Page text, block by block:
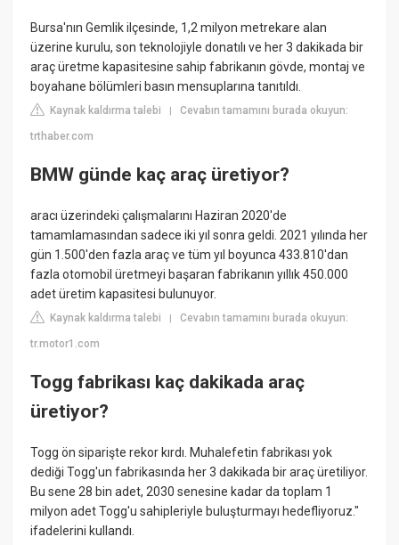
Bursa'nın Gemlik ilçesinde, 1,2 milyon metrekare alan
üzerine kurulu, son teknolojiyle donatılı ve her 3 dakikada bir
araç üretme kapasitesine sahip fabrikanın gövde, montaj ve
boyahane bölümleri basın mensuplarına tanıtıldı.
Kaynak kaldırma talebi |Cevabın tamamını burada okuyun:
trthaber.com
BMW günde kaç araç üretiyor?
aracı üzerindeki çalışmalarını Haziran 2020'de
tamamlamasından sadece iki yıl sonra geldi. 2021 yılında her
gün 1.500'den fazla araç ve tüm yıl boyunca 433.810'dan
fazla otomobil üretmeyi başaran fabrikanın yıllık 450.000
adet üretim kapasitesi bulunuyor.
Kaynak kaldırma talebi |Cevabın tamamını burada okuyun:
tr.motor1.com
Togg fabrikası kaç dakikada araç
üretiyor?
Togg ön siparişte rekor kırdı. Muhalefetin fabrikası yok
dediği Togg'un fabrikasında her 3 dakikada bir araç üretiliyor.
Bu sene 28 bin adet, 2030 senesine kadar da toplam 1
milyon adet Togg'u sahipleriyle buluşturmayı hedefliyoruz."
ifadelerini kullandı.